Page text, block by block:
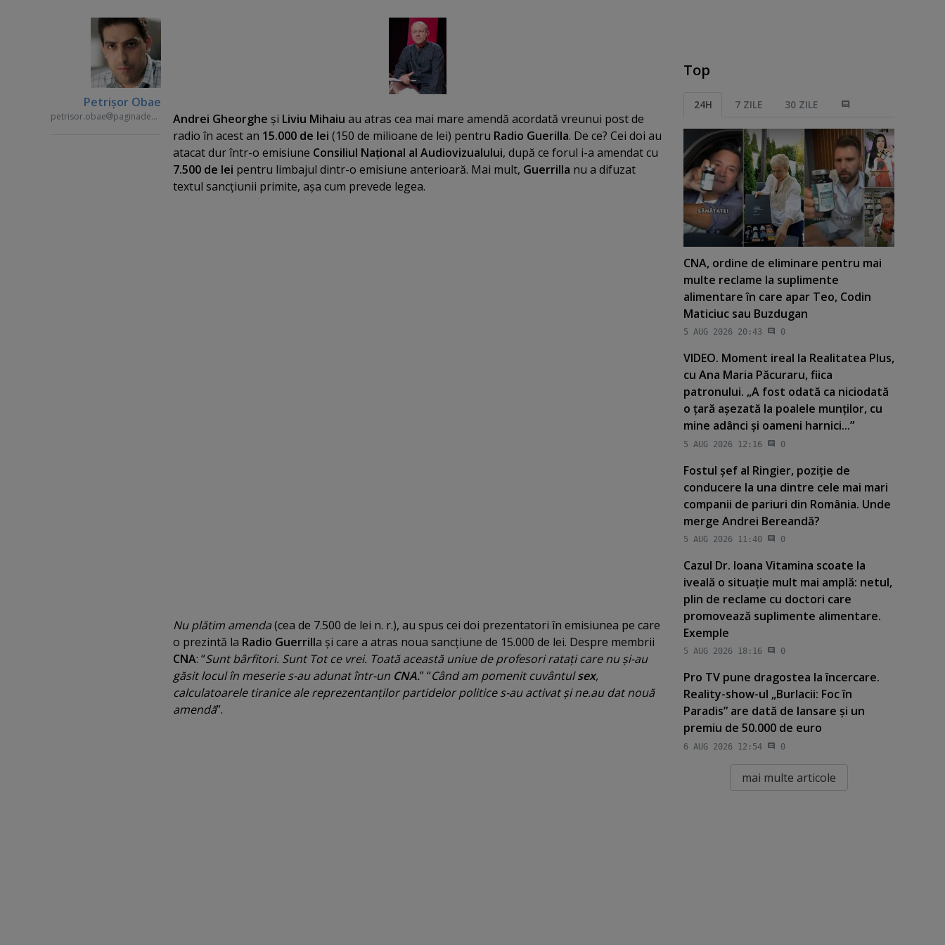
Petrişor Obae
petrisor.obae paginademedia.ro Andrei Gheorghe şi Liviu Mihaiu au atras cea mai mare amendă acordată vreunui post de
radio în acest an 15.000 de lei (150 de milioane de lei) pentru Radio Guerilla. De ce? Cei doi au
atacat dur într-o emisiune Consiliul Naţional al Audiovizualului, după ce forul i-a amendat cu
7.500 de lei pentru limbajul dintr-o emisiune anterioară. Mai mult, Guerrilla nu a difuzat
textul sancţiunii primite, aşa cum prevede legea.
Nu plătim amenda(cea de 7.500 de lei n. r.), au spus cei doi prezentatori în emisiunea pe care
o prezintă la Radio Guerrilla şi care a atras noua sancţiune de 15.000 de lei. Despre membrii
CNA: “Sunt bârfitori. Sunt Tot ce vrei. Toată această uniue de profesori rataţi care nu şi-au
găsit locul în meserie s-au adunat într-un CNA.” “Când am pomenit cuvântulsex,
calculatoarele tiranice ale reprezentanţilor partidelor politice s-au activat şi ne.au dat nouă
amendă”.
Top
24H 7 ZILE 30 ZILE
CNA, ordine de eliminare pentru mai
multe reclame la suplimente
alimentare în care apar Teo, Codin
Maticiuc sau Buzdugan
5 AUG 2026 20:43 0
VIDEO. Moment ireal la Realitatea Plus,
cu Ana Maria Păcuraru, fiica
patronului. „A fost odată ca niciodată
o ţară aşezată la poalele munţilor, cu
mine adânci şi oameni harnici...”
5 AUG 2026 12:16 0
Fostul şef al Ringier, poziţie de
conducere la una dintre cele mai mari
companii de pariuri din România. Unde
merge Andrei Bereandă?
5 AUG 2026 11:40 0
Cazul Dr. Ioana Vitamina scoate la
iveală o situaţie mult mai amplă: netul,
plin de reclame cu doctori care
promovează suplimente alimentare.
Exemple
5 AUG 2026 18:16 0
Pro TV pune dragostea la încercare.
Reality-show-ul „Burlacii: Foc în
Paradis” are dată de lansare şi un
premiu de 50.000 de euro
6 AUG 2026 12:54 0
mai multe articole